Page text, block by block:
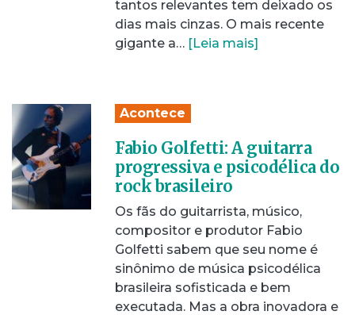
tantos relevantes tem deixado os
dias mais cinzas. O mais recente
gigante a… [Leia mais]
Acontece
Fabio Golfetti: A guitarra
progressiva e psicodélica do
rock brasileiro
Os fãs do guitarrista, músico,
compositor e produtor Fabio
Golfetti sabem que seu nome é
sinônimo de música psicodélica
brasileira sofisticada e bem
executada. Mas a obra inovadora e